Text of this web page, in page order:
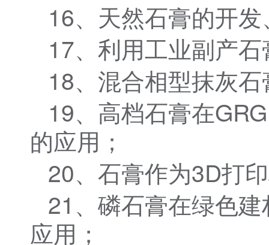
16、天然石膏的开
17、利用工业副产
18、混合相型抹灰
19、高档石膏在
的应用；
20、石膏作为3D打
21、磷石膏在绿色
应用；